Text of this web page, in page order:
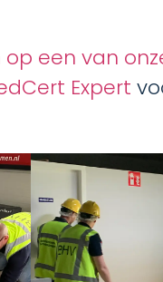
een van
Expert